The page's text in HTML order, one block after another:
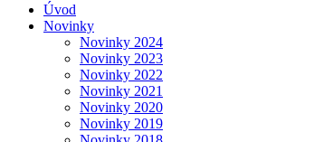
Úvod
Novinky
Novinky 2024
Novinky 2023
Novinky 2022
Novinky 2021
Novinky 2020
Novinky 2019